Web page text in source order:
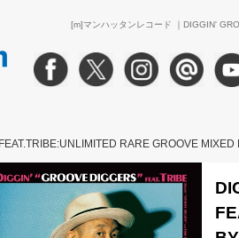
[m]マンハッタンレコード ｜DIGGIN'
RARE GROOVE